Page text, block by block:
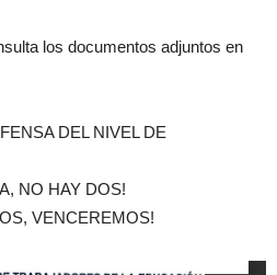
los documentos adjuntos en
DEL NIVEL DE
NO HAY DOS!
VENCEREMOS!